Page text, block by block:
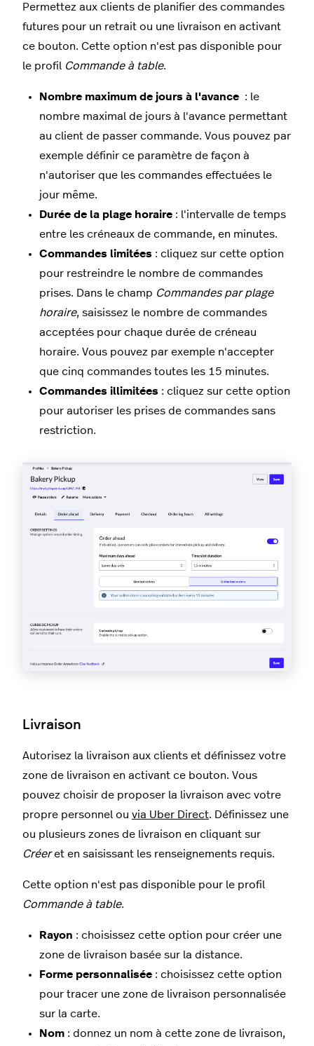
Permettez aux clients de planifier des commandes
futures pour un retrait ou une livraison en activant
ce bouton. Cette option n'est pas disponible pour
le profil Commande à table.
Nombre maximum de jours à l'avance : le
nombre maximal de jours à l'avance permettant
au client de passer commande. Vous pouvez par
exemple définir ce paramètre de façon à
n'autoriser que les commandes effectuées le
jour même.
Durée de la plage horaire : l'intervalle de temps
entre les créneaux de commande, en minutes.
Commandes limitées : cliquez sur cette option
pour restreindre le nombre de commandes
prises. Dans le champ Commandes par plage
horaire, saisissez le nombre de commandes
acceptées pour chaque durée de créneau
horaire. Vous pouvez par exemple n'accepter
que cinq commandes toutes les 15 minutes.
Commandes illimitées : cliquez sur cette option
pour autoriser les prises de commandes sans
restriction.
Livraison
Autorisez la livraison aux clients et définissez votre
zone de livraison en activant ce bouton. Vous
pouvez choisir de proposer la livraison avec votre
propre personnel ou via Uber Direct. Définissez une
ou plusieurs zones de livraison en cliquant sur
Créeret en saisissant les renseignements requis.
Cette option n'est pas disponible pour le profil
Commande à table.
Rayon : choisissez cette option pour créer une
zone de livraison basée sur la distance.
Forme personnalisée : choisissez cette option
pour tracer une zone de livraison personnalisée
sur la carte.
Nom : donnez un nom à cette zone de livraison,